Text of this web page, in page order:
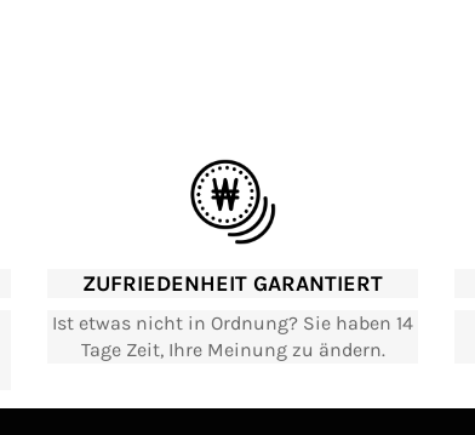
ZUFRIEDENHEIT GARANTIERT
Ist etwas nicht in Ordnung? Sie haben 14
Tage Zeit, Ihre Meinung zu ändern.